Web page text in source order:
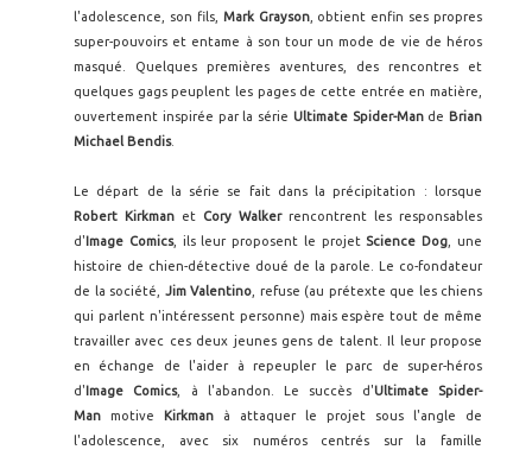
l'adolescence, son fils, Mark Grayson, obtient enfin ses propres
super-pouvoirs et entame à son tour un mode de vie de héros
masqué. Quelques premières aventures, des rencontres et
quelques gags peuplent les pages de cette entrée en matière,
ouvertement inspirée par la série Ultimate Spider-Mande Brian
Michael Bendis.
Le départ de la série se fait dans la précipitation : lorsque
Robert Kirkman et Cory Walkerrencontrent les responsables
d'Image Comics, ils leur proposent le projet Science Dog , une
histoire de chien-détective doué de la parole. Le co-fondateur
de la société, Jim Valentino , refuse (au prétexte que les chiens
qui parlent n'intéressent personne) mais espère tout de même
travailler avec ces deux jeunes gens de talent. Il leur propose
en échange de l'aider à repeupler le parc de super-héros
d'Image Comics, à l'abandon. Le succès d'Ultimate Spider-
Man motive Kirkman à attaquer le projet sous l'angle de
l'adolescence, avec six numéros centrés sur la famille